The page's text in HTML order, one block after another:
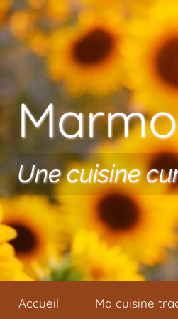
Aller au contenu
Une cuisine
Accueil Ma cuisine